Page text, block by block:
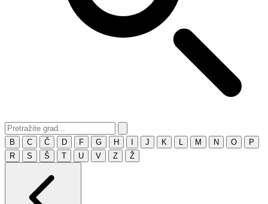
B C Č D F G H J K M N O
P
R
S Š T U V Z Ž